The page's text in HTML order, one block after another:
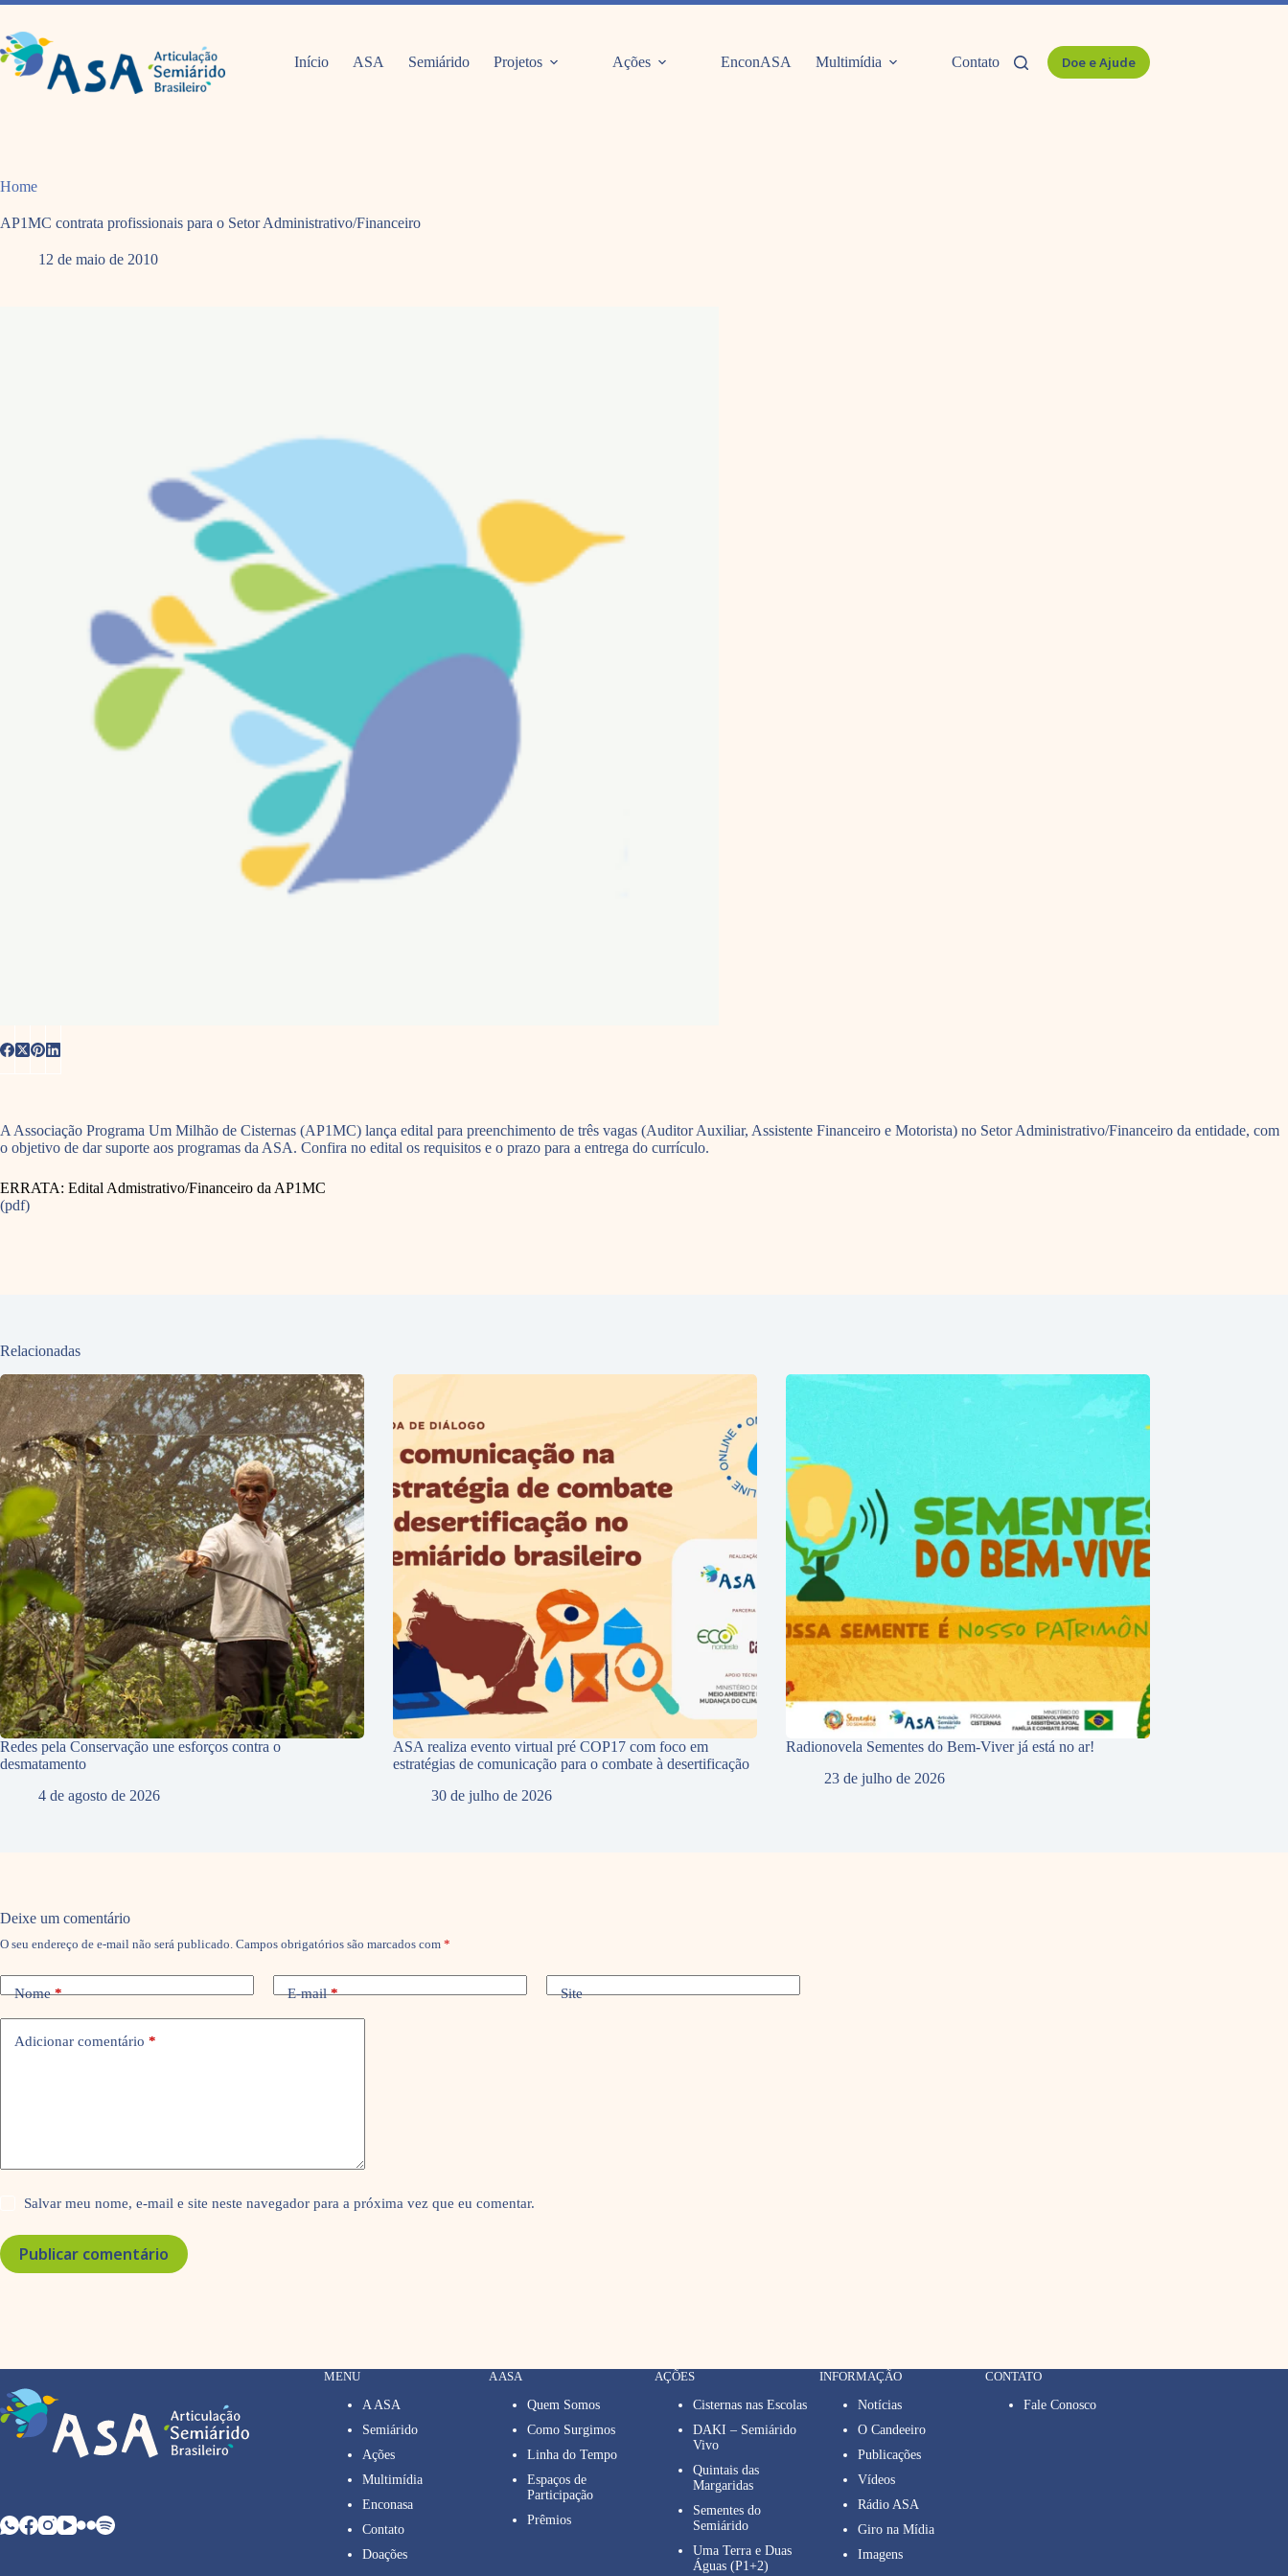
Pular
o
conteúdo
Início ASA Semiárido Projetos Ações EnconASA Multimídia Contato Doe e Ajude
Home
AP1MC contrata profissionais para o Setor Administrativo/Financeiro
12 de maio de 2010
A Associação Programa Um Milhão de Cisternas (AP1MC) lança edital para preenchimento de três vagas (Auditor Auxiliar, Assistente Financeiro e Motorista) no Setor Administrativo/Financeiro da entidade, com
o objetivo de dar suporte aos programas da ASA. Confira no edital os requisitos e o prazo para a entrega do currículo.
ERRATA: Edital Admistrativo/Financeiro da AP1MC
(pdf)
Relacionadas
Redes pela Conservação une esforços contra o
desmatamento
4 de agosto de 2026
ASA realiza evento virtual pré COP17 com foco em
estratégias de comunicação para o combate à desertificação
30 de julho de 2026
Radionovela Sementes do Bem-Viver já está no ar!
23 de julho de 2026
Deixe um comentário
O seu endereço de e-mail não será publicado. Campos obrigatórios são marcados com *
Nome* E-mail* Site
Adicionar comentário *
Salvar meu nome, e-mail e site neste navegador para a próxima vez que eu comentar.
Publicar comentário
MENU
A ASA
Semiárido
Ações
Multimídia
Enconasa
Contato
Doações
A ASA
Quem Somos
Como Surgimos
Linha do Tempo
Espaços de
Participação
Prêmios
AÇÕES
Cisternas nas Escolas
DAKI – Semiárido
Vivo
Quintais das
Margaridas
Sementes do
Semiárido
Uma Terra e Duas
Águas (P1+2)
INFORMAÇÃO
Notícias
O Candeeiro
Publicações
Vídeos
Rádio ASA
Giro na Mídia
Imagens
CONTATO
Fale Conosco